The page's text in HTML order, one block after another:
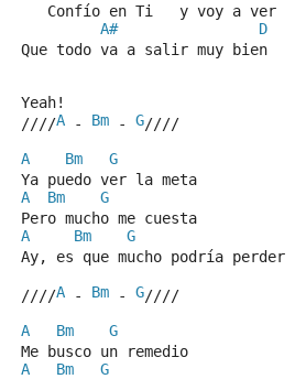
   Confío en Ti   y voy a ver
A#
D
Que todo va a salir muy bien
Yeah!
////A - Bm - G////
A
Bm
G
Ya puedo ver la meta
A
Bm
G
Pero mucho me cuesta
A
Bm
G
Ay, es que mucho podría perder
////A - Bm - G////
A
Bm
G
Me busco un remedio
A
Bm
G